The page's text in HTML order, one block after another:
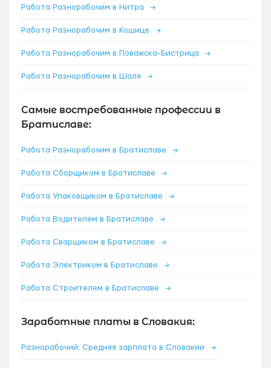
Работа Разнорабочим в Нитра →
Работа Разнорабочим в Кошице →
Работа Разнорабочим в Поважска-Бистрица →
Работа Разнорабочим в Шаля →
Самые востребованные профессии в
Братиславе:
Работа Разнорабочим в Братиславе →
Работа Сборщиком в Братиславе →
Работа Упаковщиком в Братиславе →
Работа Водителем в Братиславе →
Работа Сварщиком в Братиславе →
Работа Электриком в Братиславе →
Работа Строителем в Братиславе →
Заработные платы в Словакия:
Разнорабочий: Средняя зарплата в Словакии →